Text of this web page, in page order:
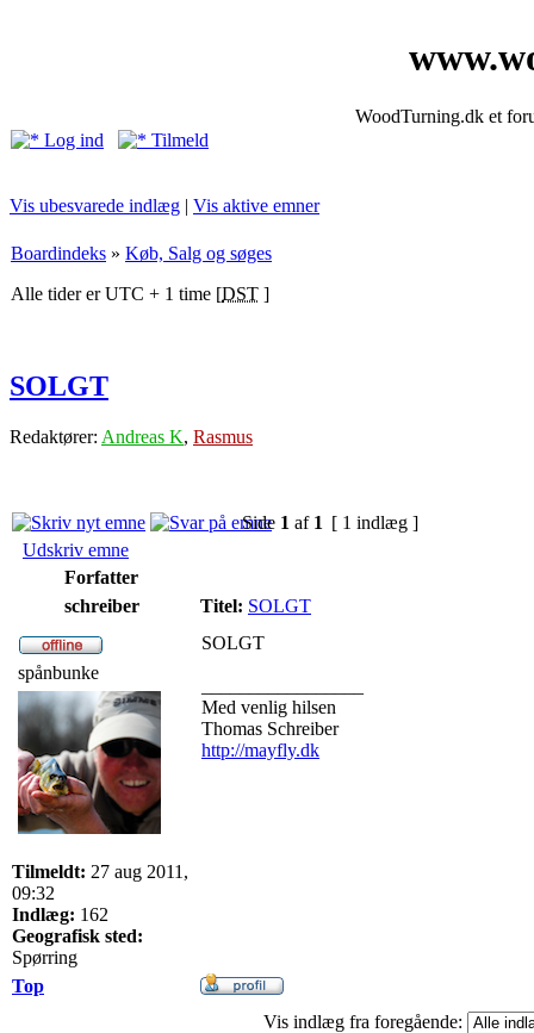
WoodTurning.dk et
Log ind
Tilmeld
Vis ubesvarede indlæg | Vis aktive emner
Boardindeks » Køb, Salg og søges
Alle tider er UTC + 1 time [DST ]
SOLGT
Redaktører: Andreas K, Rasmus
Side 1 af 1 [ 1 indlæg ]
Udskriv emne
Forfatter
schreiber
Titel: SOLGT
spånbunke
Tilmeldt: 27 aug 2011,
09:32
Indlæg: 162
Geografisk sted:
Spørring
SOLGT
Med venlig hilsen
Thomas Schreiber
http://mayfly.dk
Top
Vis indlæg fra foregående: